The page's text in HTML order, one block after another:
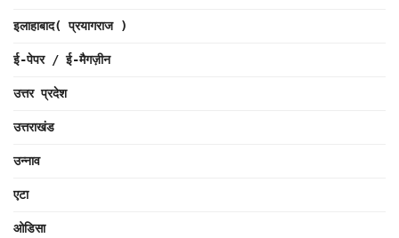
इलाहाबाद( प्रयागराज )
ई-पेपर / ई-मैगज़ीन
उत्तर प्रदेश
उत्तराखंड
उन्नाव
एटा
ओडिसा